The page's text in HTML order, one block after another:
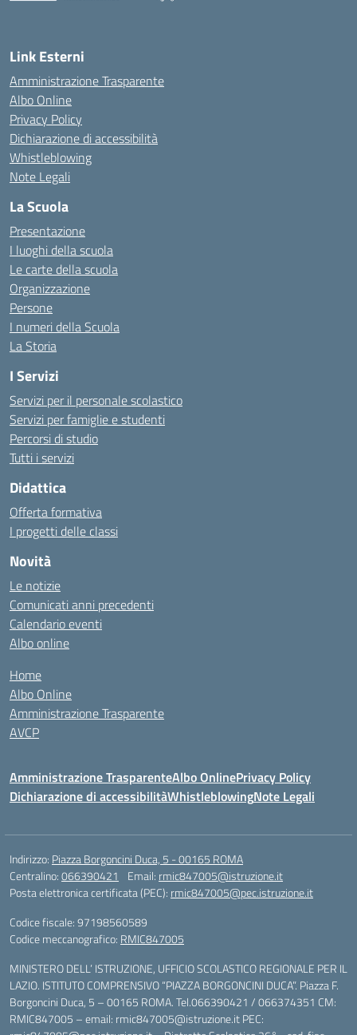
Link Esterni
Amministrazione Trasparente
Albo Online
Privacy Policy
Dichiarazione di accessibilità
Whistleblowing
Note Legali
La Scuola
Presentazione
I luoghi della scuola
Le carte della scuola
Organizzazione
Persone
I numeri della Scuola
La Storia
I Servizi
Servizi per il personale scolastico
Servizi per famiglie e studenti
Percorsi di studio
Tutti i servizi
Didattica
Offerta formativa
I progetti delle classi
Novità
Le notizie
Comunicati anni precedenti
Calendario eventi
Albo online
Home
Albo Online
Amministrazione Trasparente
AVCP
Amministrazione TrasparenteAlbo OnlinePrivacy Policy
Dichiarazione di accessibilitàWhistleblowingNote Legali
Indirizzo: Piazza Borgoncini Duca, 5 - 00165 ROMA
Centralino:066390421 Email: rmic847005@istruzione.it
Posta elettronica certificata (PEC): rmic847005@pec.istruzione.it
Codice fiscale: 97198560589
Codice meccanografico: RMIC847005
MINISTERO DELL’ ISTRUZIONE, UFFICIO SCOLASTICO REGIONALE PER IL
LAZIO. ISTITUTO COMPRENSIVO “PIAZZA BORGONCINI DUCA”. Piazza F.
Borgoncini Duca, 5 – 00165 ROMA. Tel.066390421 / 066374351 CM:
RMIC847005 – email: rmic847005@istruzione.it PEC: